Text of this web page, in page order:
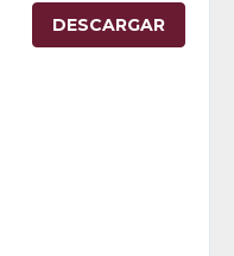
DESCARGAR